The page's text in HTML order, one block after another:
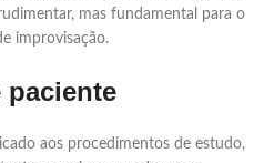
mas fundamental para o
improvisação.
paciente
aos procedimentos de estudo,